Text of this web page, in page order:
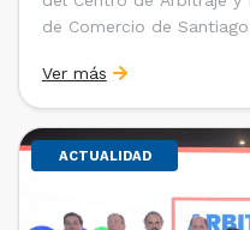
de Comercio de
Facultad de Derecho de
consagró como
Ver más
ACTUALIDAD